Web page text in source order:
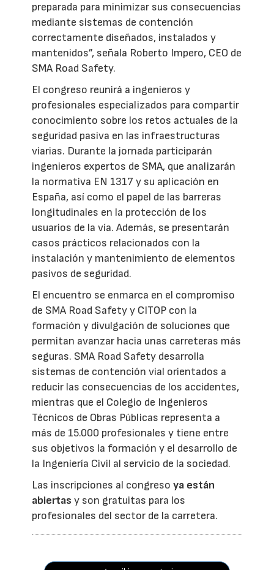
preparada para minimizar sus consecuencias
mediante sistemas de contención
correctamente diseñados, instalados y
mantenidos”, señala Roberto Impero, CEO de
SMA Road Safety.
El congreso reunirá a ingenieros y
profesionales especializados para compartir
conocimiento sobre los retos actuales de la
seguridad pasiva en las infraestructuras
viarias. Durante la jornada participarán
ingenieros expertos de SMA, que analizarán
la normativa EN 1317 y su aplicación en
España, así como el papel de las barreras
longitudinales en la protección de los
usuarios de la vía. Además, se presentarán
casos prácticos relacionados con la
instalación y mantenimiento de elementos
pasivos de seguridad.
El encuentro se enmarca en el compromiso
de SMA Road Safety y CITOP con la
formación y divulgación de soluciones que
permitan avanzar hacia unas carreteras más
seguras. SMA Road Safety desarrolla
sistemas de contención vial orientados a
reducir las consecuencias de los accidentes,
mientras que el Colegio de Ingenieros
Técnicos de Obras Públicas representa a
más de 15.000 profesionales y tiene entre
sus objetivos la formación y el desarrollo de
la Ingeniería Civil al servicio de la sociedad.
Las inscripciones al congresoya están
abiertas y son gratuitas para los
profesionales del sector de la carretera.